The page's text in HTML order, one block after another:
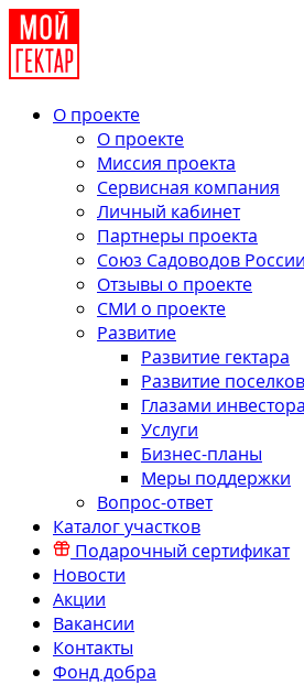
О проекте
О проекте
Миссия проекта
Сервисная компания
Личный кабинет
Партнеры проекта
Союз Садоводов России
Отзывы о проекте
СМИ о проекте
Развитие
Развитие гектара
Развитие поселков
Глазами инвестора
Услуги
Бизнес-планы
Меры поддержки
Вопрос-ответ
Каталог участков
Подарочный сертификат
Новости
Акции
Вакансии
Контакты
Фонд добра